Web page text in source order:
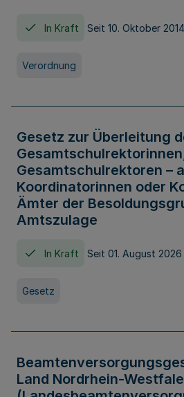
In Kraft Seit 10. Oktober 2014
Verordnung
Gesetz zur Überleitung
Gesamtschulrektoren –
Koordinatorinnen oder
Ämter der
Amtszulage
In Kraft Seit 01. August 2026
Gesetz
Land Nordrhein-